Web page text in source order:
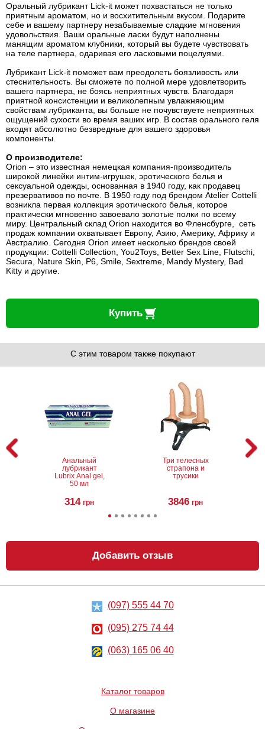
Оральный лубрикант Lick-it может похвастаться не только
приятным ароматом, но и восхитительным вкусом. Подарите
себе и вашему партнеру незабываемые сладкие мгновения
удовольствия. Ваши оральные ласки будут наполнены
манящим ароматом клубники, который вы будете чувствовать
на теле партнера, одаривая его ласковыми поцелуями.
Лубрикант Lick-it поможет вам преодолеть боязливость или
стеснительность. Вы сможете по полной мере удовлетворить
вашего партнера, не боясь неприятных чувств. Благодаря
приятной консистенции и великолепным увлажняющим
свойствам лубриканта, вы больше не почувствуете неприятных
ощущений сухости во время ваших игр. В состав орального геля
входят абсолютно безвредные для вашего здоровья
компоненты.
О производителе:
Orion – это известная немецкая компания-производитель
широкой линейки интим-игрушек, эротического белья и
сексуальной одежды, основанная в 1940 году, как продавец
презервативов по почте. В 1950 году под брендом Atelier Cottelli
возникла первая коллекция эротического белья, которое
практически мгновенно завоевало золотые полки по всему
миру. Центральный склад Orion находится во Фленсбурге, сеть
продаж компании охватывает Европу, Азию, Америку, Африку и
Австралию. Сегодня Orion имеет несколько брендов своей
продукции: Cottelli Collection, You2Toys, Better Sex Line, Flutschi,
Secura, Nature Skin, P6, Smile, Sextreme, Mandy Mystery, Bad
Kitty и другие.
Купить
С этим товаром также покупают
Анальный
лубрикант
Lubrix Anal gel,
50 мл
314 грн
Три телесных
страпона и
трусики
3846 грн
Утонченное
комбинезон
Obsessive
грн
Вагинальные
625
Добавить отзыв
(097) 555 44 70
(095) 275 74 44
(063) 165 06 40
Каталог товаров
О магазине